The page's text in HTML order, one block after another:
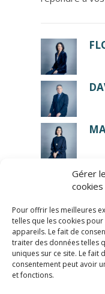
Gérer
cookies
Pour offrir les meilleures
telles que les cookies
appareils. Le fait de
traiter des données telles
uniques sur ce site. Le fait
consentement peut avoir
et fonctions.
©